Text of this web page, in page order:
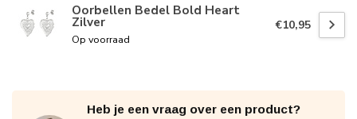
Oorbellen Bedel Bold Heart
Zilver
Op voorraad
€10,95
Heb je een vraag over een product?